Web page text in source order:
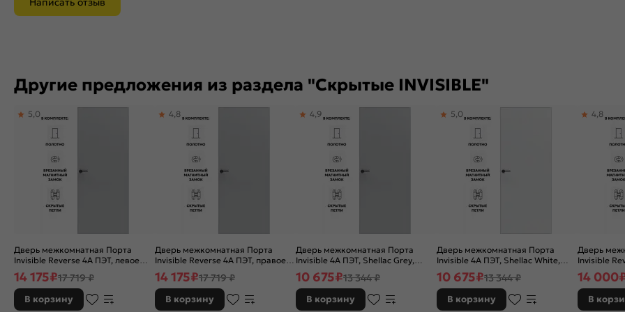
Другие предложения из раздела "Скрытые INVISIBLE"
Дверь межкомнатная Порта
Invisible Reverse 4A ПЭТ, левое
открывание, Shellac Grey, глухая,
скрытая, кромка алюминиевая
матовый хром, каркасно-
щитовая
5,0
14 175₽17 719 ₽
В корзину
Дверь межкомнатная Порта
Invisible Reverse 4A ПЭТ, правое
открывание, Shellac Grey, глухая,
скрытая, кромка алюминиевая
матовый хром, каркасно-
щитовая
4,8
14 175₽17 719 ₽
В корзину
Дверь межкомнатная Порта
Invisible 4A ПЭТ, Shellac Grey,
глухая, скрытая, кромка
алюминиевая матовый хром,
каркасно-щитовая
4,9
10 675₽13 344 ₽
В корзину
Дверь межкомнатная Порта
Invisible 4A ПЭТ, Shellac White,
глухая, скрытая, кромка
алюминиевая матовый хром,
каркасно-щитовая
5,0
10 675₽13 344 ₽
В корзину
Дверь
Invisible
глухая,
4,8
14 000
В